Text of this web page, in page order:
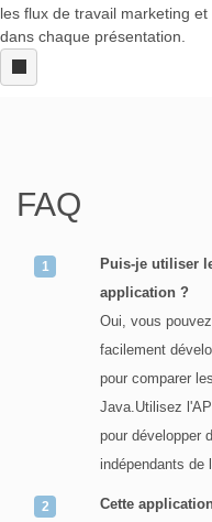
les flux de travail marketing
dans chaque présentation.
FAQ
Puis-je utiliser
application ?
Oui, vous
facilement
pour comparer
Java.Utilisez
pour développer
indépendants de
Cette